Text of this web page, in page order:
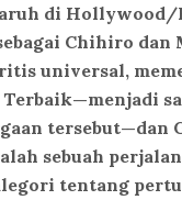
di Hollywood/
Chihiro dan
universal,
tersebut—dan
sebuah
tentang